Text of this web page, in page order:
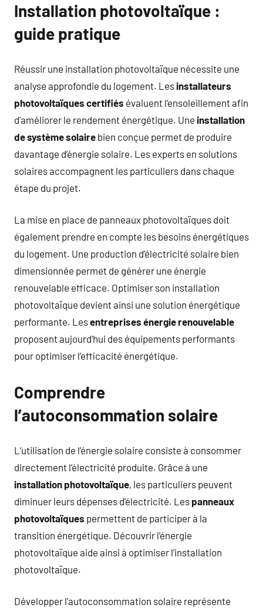
Installation photovoltaïque :
guide pratique
Réussir une installation photovoltaïque nécessite une
analyse approfondie du logement. Les installateurs
photovoltaïques certifiés évaluent l’ensoleillement afin
d’améliorer le rendement énergétique. Une installation
de système solaire bien conçue permet de produire
davantage d’énergie solaire. Les experts en solutions
solaires accompagnent les particuliers dans chaque
étape du projet.
La mise en place de panneaux photovoltaïques doit
également prendre en compte les besoins énergétiques
du logement. Une production d’électricité solaire bien
dimensionnée permet de générer une énergie
renouvelable efficace. Optimiser son installation
photovoltaïque devient ainsi une solution énergétique
performante. Lesentreprises énergie renouvelable
proposent aujourd’hui des équipements performants
pour optimiser l’efficacité énergétique.
Comprendre
l’autoconsommation solaire
L’utilisation de l’énergie solaire consiste à consommer
directement l’électricité produite. Grâce à une
installation photovoltaïque, les particuliers peuvent
diminuer leurs dépenses d’électricité. Les panneaux
photovoltaïques permettent de participer à la
transition énergétique. Découvrir l’énergie
photovoltaïque aide ainsi à optimiser l’installation
photovoltaïque.
Développer l’autoconsommation solaire représente